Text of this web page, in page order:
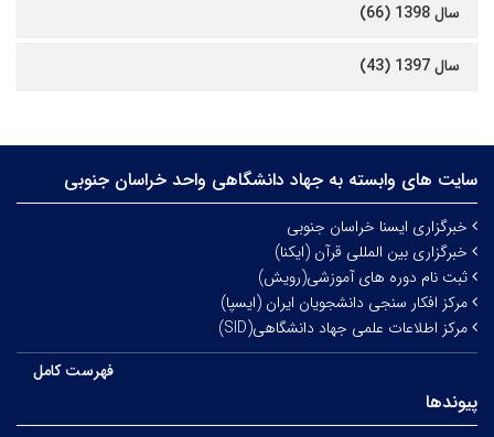
سال 1398 (66)
سال 1397 (43)
سایت های وابسته به جهاد دانشگاهی واحد خراسان جنوبی
خبرگزاری ایسنا خراسان جنوبی
خبرگزاری بین المللی قرآن (ایکنا)
ثبت نام دوره های آموزشی(رویش)
مرکز افکار سنجی دانشجویان ایران (ایسپا)
مرکز اطلاعات علمی جهاد دانشگاهی(SID)
فهرست کامل
پیوندها